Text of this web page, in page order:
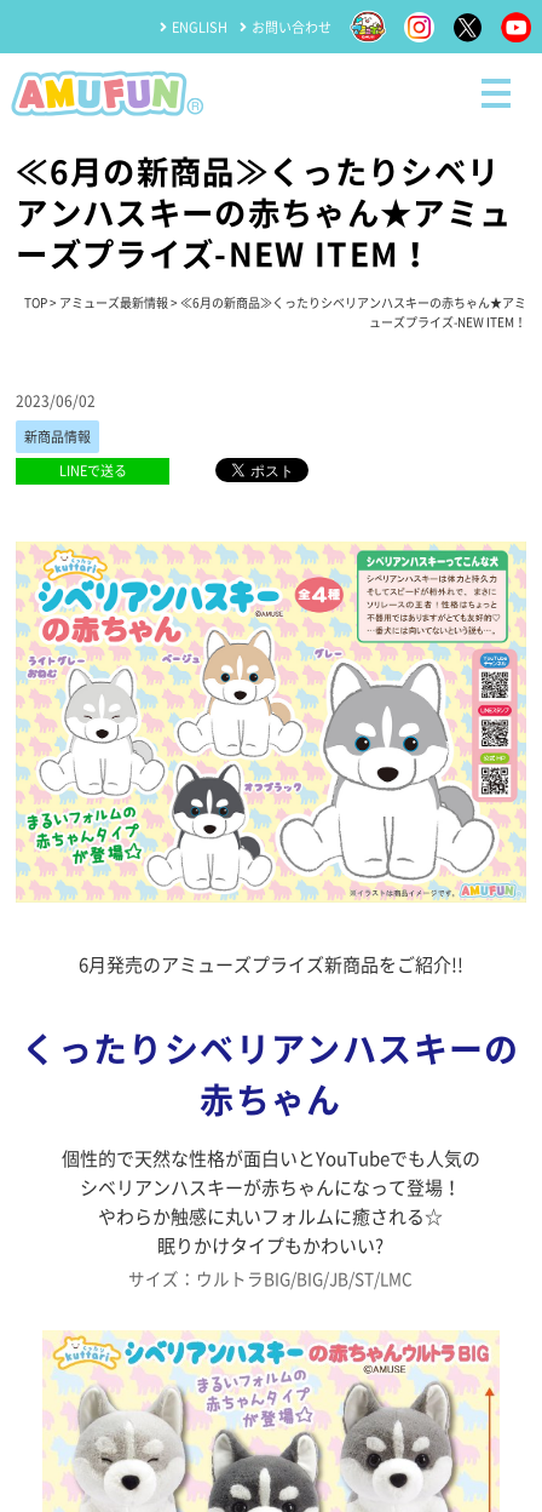
ENGLISH お問い合わせ
≪6月の新商品≫くったりシベリ
アンハスキーの赤ちゃん★アミュ
ーズプライズ-NEW ITEM！
TOP> アミューズ最新情報> ≪6月の新商品≫くったりシベリアンハスキーの赤ちゃん★アミ
ューズプライズ-NEW ITEM！
2023/06/02
新商品情報
LINEで送る
6月発売のアミューズプライズ新商品をご紹介!!
くったりシベリアンハスキーの
赤ちゃん
個性的で天然な性格が面白いとYouTubeでも人気の
シベリアンハスキーが赤ちゃんになって登場！
やわらか触感に丸いフォルムに癒される☆
眠りかけタイプもかわいい?
サイズ：ウルトラBIG/BIG/JB/ST/LMC